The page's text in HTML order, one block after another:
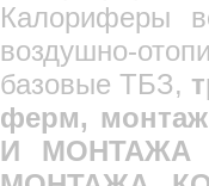
Калориферы
воздушно-
базовые ТБЗ,
ферм,
И МОНТАЖА